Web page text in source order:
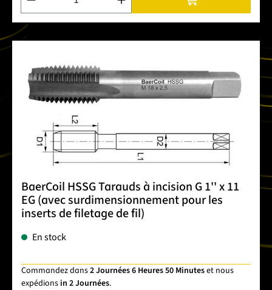
BaerCoil HSSG Tarauds à incision G 1'' x 11
EG (avec surdimensionnement pour les
inserts de filetage de fil)
En stock
Commandez dans2 Journées 6 Heures 50 Minuteset nous
expédions in 2 Journées.